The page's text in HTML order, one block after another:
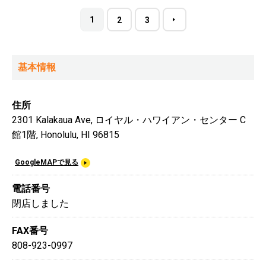
1 2 3
基本情報
住所
2301 Kalakaua Ave, ロイヤル・ハワイアン・センター C
館1階, Honolulu, HI 96815
GoogleMAPで見る
電話番号
閉店しました
FAX番号
808-923-0997